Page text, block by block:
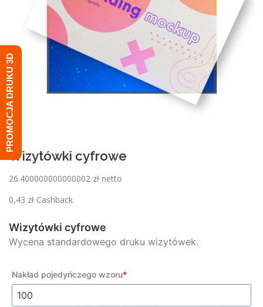
Wizytówki cyfrowe
26.400000000000002 zł netto
0,43 zł Cashback
Wizytówki cyfrowe
Wycena standardowego druku wizytówek.
Nakład pojedyńczego wzoru*
PROMOCJA DRUKU 3D